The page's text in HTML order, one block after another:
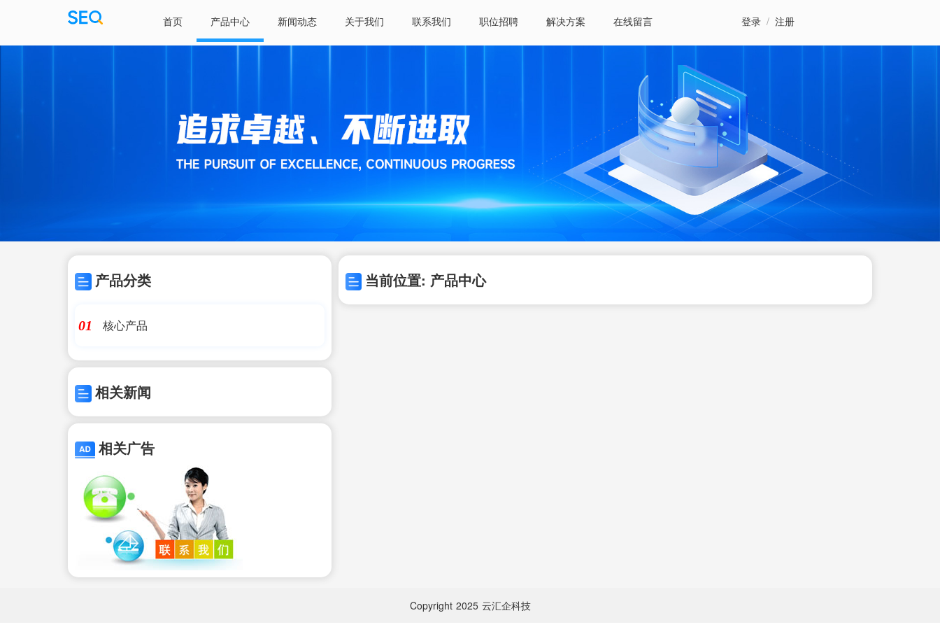
首页 产品中心 新闻动态 关于我们 联系我们 职位招聘 解决方案 在线留言 登录 / 注册
产品分类
01 核心产品
相关新闻
相关广告
当前位置: 产品中心
Copyright 2025 云汇企科技